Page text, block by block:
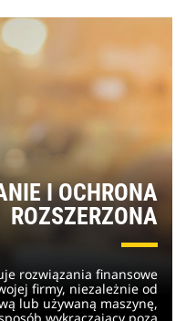
I OCHRONA
ROZSZERZONA
rozwiązania finansowe
firmy, niezależnie od
lub używaną maszynę,